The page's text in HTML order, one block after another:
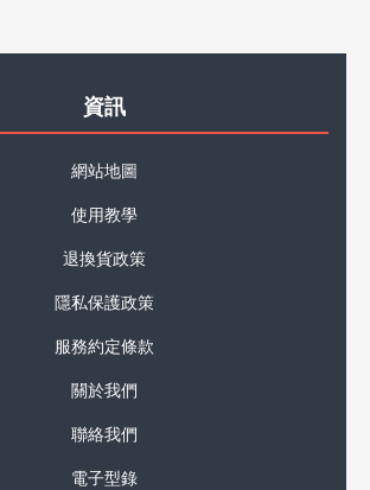
資訊
網站地圖
使用教學
退換貨政策
隱私保護政策
服務約定條款
關於我們
聯絡我們
電子型錄